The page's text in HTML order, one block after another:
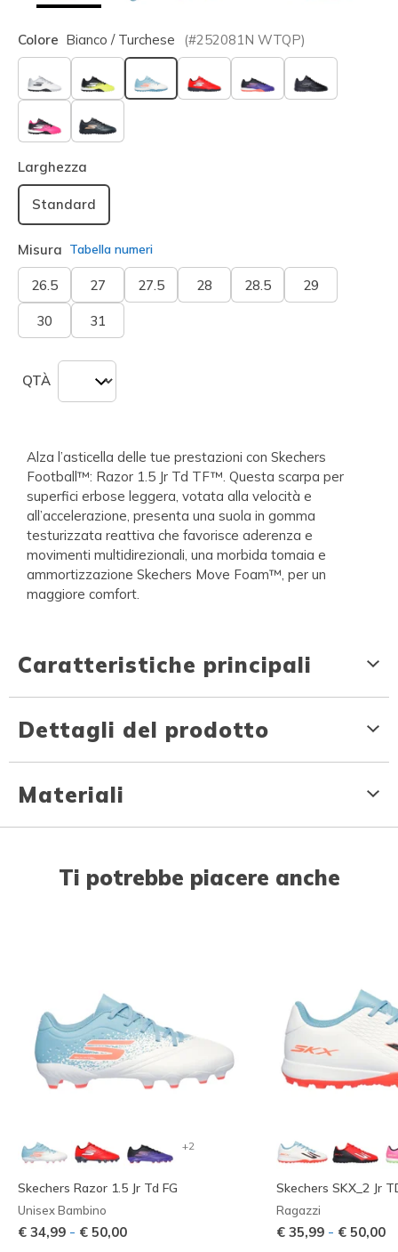
Colore Bianco / Turchese (#252081N WTQP)
selezionato
Larghezza
Standard
Misura Tabella numeri
26.5 27 27.5 28 28.5 29
30 31
QTÀ
Alza l’asticella delle tue prestazioni con Skechers
Football™: Razor 1.5 Jr Td TF™. Questa scarpa per
superfici erbose leggera, votata alla velocità e
all’accelerazione, presenta una suola in gomma
testurizzata reattiva che favorisce aderenza e
movimenti multidirezionali, una morbida tomaia e
ammortizzazione Skechers Move Foam™, per un
maggiore comfort.
Caratteristiche principali
Dettagli del prodotto
Materiali
Ti potrebbe piacere anche
+2
Skechers Razor 1.5 Jr Td FG
Unisex Bambino
€ 34,99 - € 50,00
Skechers SKX_2 Jr
Ragazzi
€ 35,99 - € 50,00